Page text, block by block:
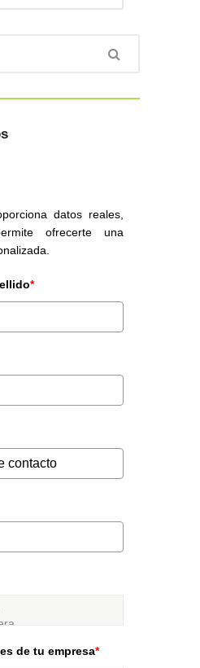
datos reales,
ofrecerte una
*
de tu empresa*